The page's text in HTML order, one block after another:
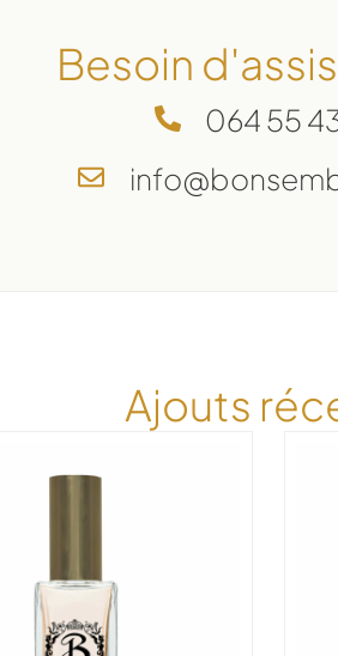
Besoin
064 55
Ajouts